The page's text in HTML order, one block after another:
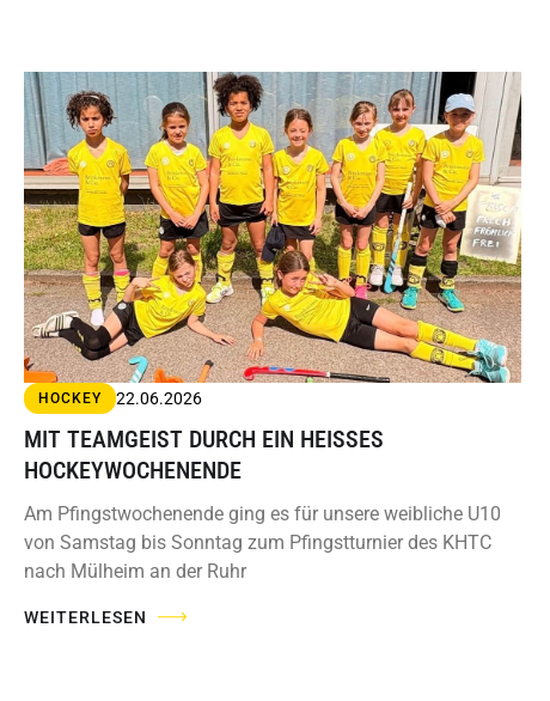
HOCKEY 22.06.2026
MIT TEAMGEIST DURCH EIN HEISSES H
OCKEYWOCHENENDE
Am Pfingstwochenende ging es für unsere weibliche U10
von Samstag bis Sonntag zum Pfingstturnier des KHTC
nach Mülheim an der Ruhr
WEITERLESEN